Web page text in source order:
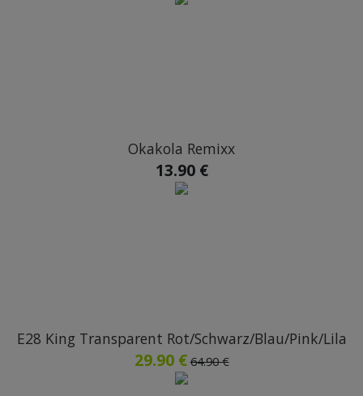
Okakola Remixx
13.90 €
E28 King Transparent Rot/Schwarz/Blau/Pink/Lila
29.90 € 64.90 €